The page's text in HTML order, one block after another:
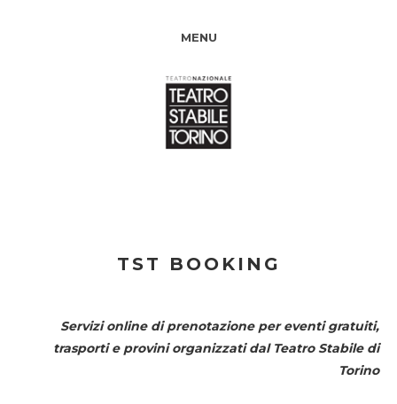
MENU
TST BOOKING
Servizi online di prenotazione per eventi gratuiti,
trasporti e provini organizzati dal Teatro Stabile di
Torino